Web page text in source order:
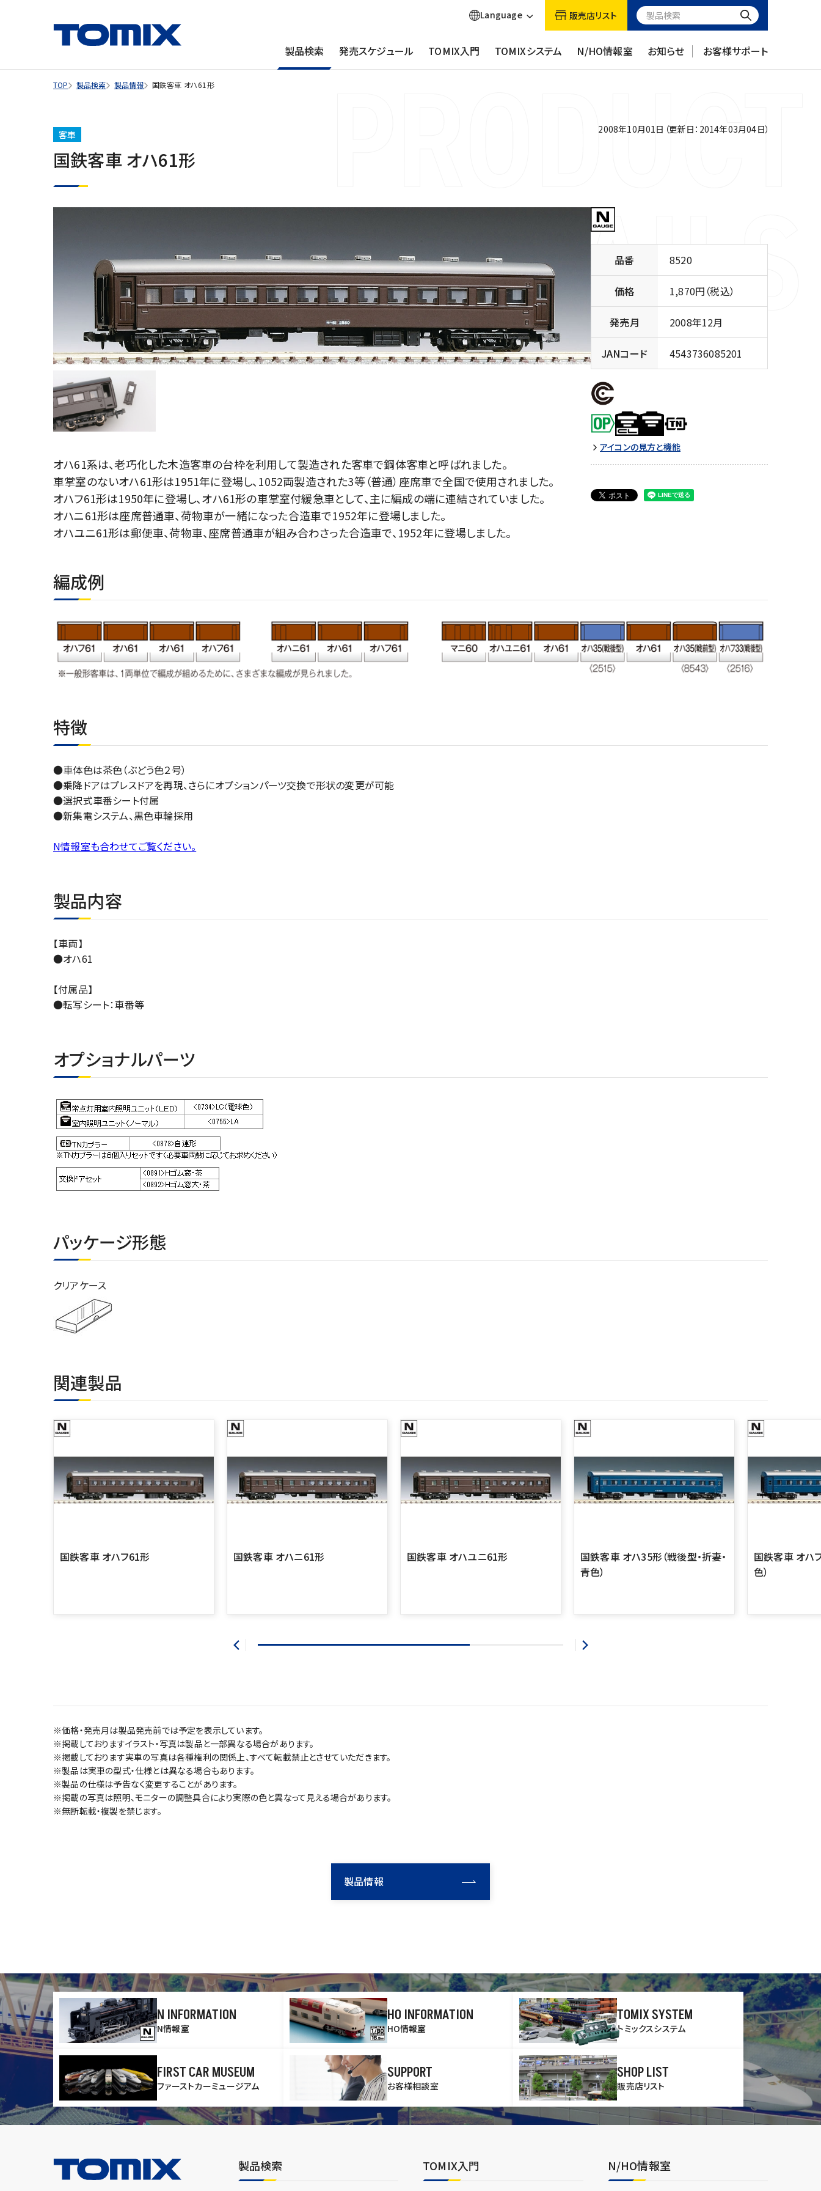
製品検索 発売スケジュール TOMIX入門 TOMIXシステム N/HO情報室 お知らせ お客様サポート
Language 販売店リスト
TOP 製品検索 製品情報 国鉄客車 オハ61形
客車
国鉄客車 オハ61形
2008年10月01日（更新日：2014年03月04日）
オハ61系は、老巧化した木造客車の台枠を利用して製造された客車で鋼体客車と呼ばれました。
車掌室のないオハ61形は1951年に登場し、1052両製造された3等（普通）座席車で全国で使用されました。
オハフ61形は1950年に登場し、オハ61形の車掌室付緩急車として、主に編成の端に連結されていました。
オハニ61形は座席普通車、荷物車が一緒になった合造車で1952年に登場しました。
オハユニ61形は郵便車、荷物車、座席普通車が組み合わさった合造車で、1952年に登場しました。
品番 8520
価格 1,870円（税込）
発売月 2008年12月
JANコード 4543736085201
アイコンの見方と機能
編成例
特徴
●車体色は茶色（ぶどう色２号）
●乗降ドアはプレスドアを再現、さらにオプションパーツ交換で形状の変更が可能
●選択式車番シート付属
●新集電システム、黒色車輪採用
N情報室も合わせてご覧ください。
製品内容
【車両】
●オハ61
【付属品】
●転写シート：車番等
オプショナルパーツ
パッケージ形態
クリアケース
関連製品
国鉄客車 オハフ61形 国鉄客車 オハニ61形 国鉄客車 オハユニ61形
国鉄客車 オハ35形（戦後型・折妻・
青色）
国鉄客車 オハ
色）
※価格・発売月は製品発売前では予定を表示しています。
※掲載しておりますイラスト・写真は製品と一部異なる場合があります。
※掲載しております実車の写真は各種権利の関係上、すべて転載禁止とさせていただきます。
※製品は実車の型式・仕様とは異なる場合もあります。
※製品の仕様は予告なく変更することがあります。
※掲載の写真は照明、モニターの調整具合により実際の色と異なって見える場合があります。
※無断転載・複製を禁じます。
製品情報
N INFORMATION
N情報室
HO INFORMATION
HO情報室
TOMIX SYSTEM
トミックスシステム
FIRST CAR MUSEUM
ファーストカーミュージアム
SUPPORT
お客様相談室
SHOP LIST
販売店リスト
製品検索 TOMIX入門 N/HO情報室